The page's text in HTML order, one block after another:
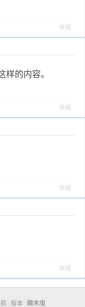
举报
的内容。
举报
举报
举报
版本 晓木虫